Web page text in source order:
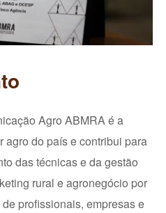
Agro ABMRA é a
agro do país e contribui para
das técnicas e da gestão
rural e agronegócio por
profissionais, empresas e